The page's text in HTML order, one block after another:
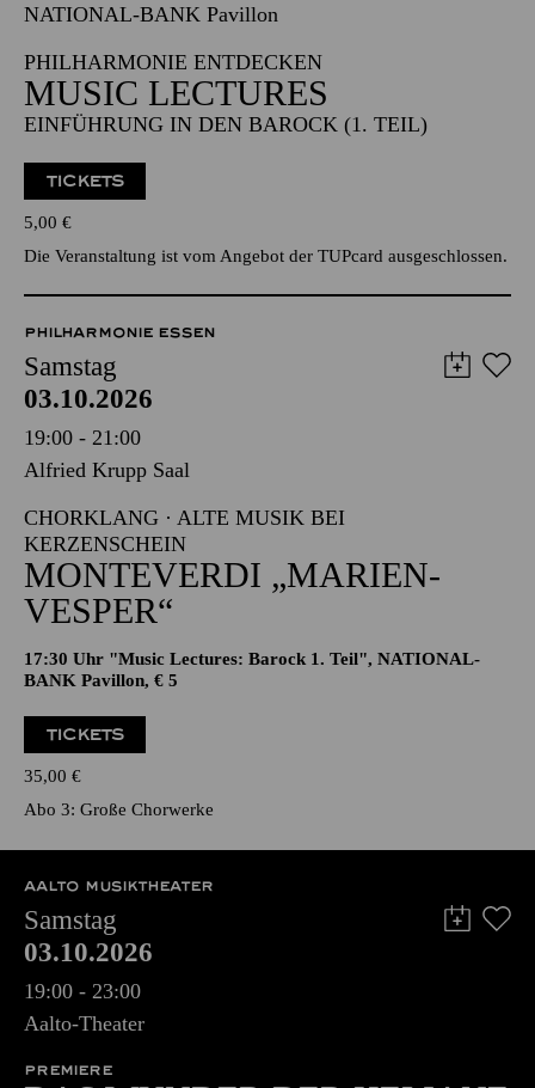
03.10.2026
17:30 - 18:30
NATIONAL-BANK Pavillon
PHILHARMONIE ENTDECKEN
MUSIC LECTURES
EINFÜHRUNG IN DEN BAROCK (1. TEIL)
TICKETS
5,00€
Die Veranstaltung ist vom Angebot der TUPcard ausgeschlossen.
PHILHARMONIE ESSEN
Samstag
03.10.2026
19:00 - 21:00
Alfried Krupp Saal
CHORKLANG · ALTE MUSIK BEI
KERZENSCHEIN
MONTE­VERDI „MARIEN­
VESPER“
17:30 Uhr "Music Lectures: Barock 1. Teil", NATIONAL-
BANK Pavillon, € 5
TICKETS
35,00€
Abo 3: Große Chorwerke
AALTO MUSIKTHEATER
Samstag
03.10.2026
19:00 - 23:00